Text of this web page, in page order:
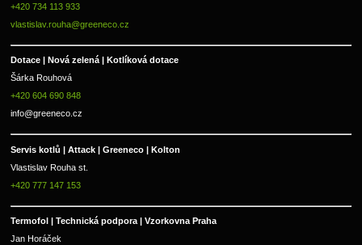
+420 734 113 933
vlastislav.rouha@greeneco.cz
Dotace | Nová zelená | Kotlíková dotace
Šárka Rouhová
+420 604 690 848
info@greeneco.cz
Servis kotlů | Attack | Greeneco | Kolton
Vlastislav Rouha st.
+420 777 147 153
Termofol | Technická podpora | Vzorkovna Praha
Jan Horáček